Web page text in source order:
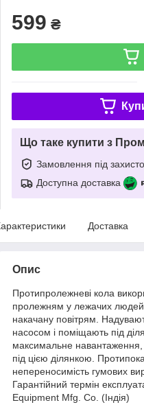
599 ₴
Що таке купити з
Замовлення під
Доступна доставка
Доставка
Опис
Протипролежневі кола
пролежням у лежачих
накачану повітрям.
насосом і поміщають під
максимальне
під цією ділянкою.
непереносимість гумових
Гарантійний термін
Equipment Mfg. Co. (Індія)